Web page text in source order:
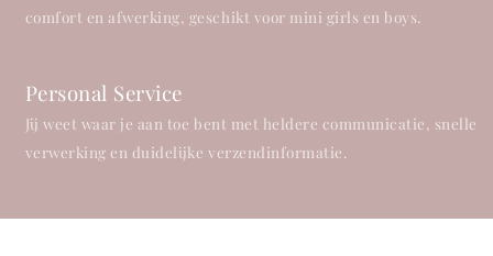
comfort en afwerking, geschikt voor mini girls en boys.
Personal Service
Jij weet waar je aan toe bent met heldere communicatie, snelle
verwerking en duidelijke verzendinformatie.